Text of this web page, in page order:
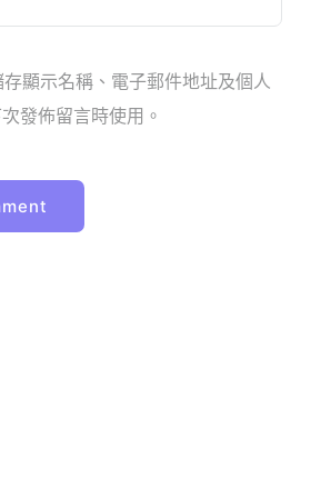
顯示名稱、電子郵件地址及個人
發佈留言時使用。